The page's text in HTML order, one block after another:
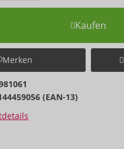
Kaufen
Merken
(EAN-13)